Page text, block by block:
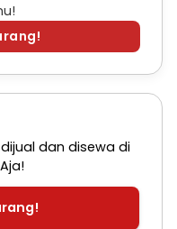
dan disewa di
Aja!